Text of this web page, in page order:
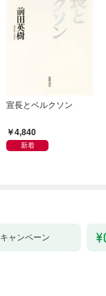
宣長とベルクソン
4,840
新着
キャンペーン